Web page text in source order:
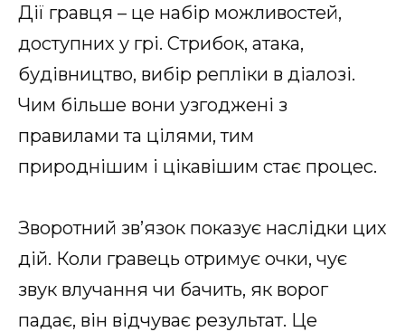
Дії гравця – це набір можливостей,
доступних у грі. Стрибок, атака,
будівництво, вибір репліки в діалозі.
Чим більше вони узгоджені з
правилами та цілями, тим
природнішим і цікавішим стає процес.
Зворотний зв’язок показує наслідки цих
дій. Коли гравець отримує очки, чує
звук влучання чи бачить, як ворог
падає, він відчуває результат. Це